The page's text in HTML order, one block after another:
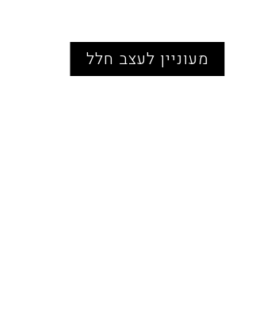
מעוניין לעצב חלל